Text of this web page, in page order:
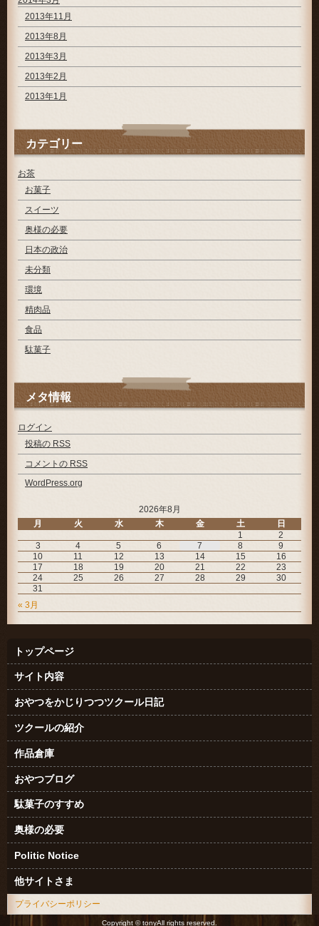
2013年11月
2013年8月
2013年3月
2013年2月
2013年1月
カテゴリー
お茶
お菓子
スイーツ
奥様の必要
日本の政治
未分類
環境
精肉品
食品
駄菓子
メタ情報
ログイン
投稿の RSS
コメントの RSS
WordPress.org
2026年8月
月
火 水 木 金 土 日
« 3月
1
2
3
4 5 6 7 8
9
10
11 12 13 14 15
16
17
18 19 20 21 22
23
24
25 26 27 28 29
30
31
トップページ
サイト内容
おやつをかじりつつツクール日記
ツクールの紹介
作品倉庫
おやつブログ
駄菓子のすすめ
奥様の必要
Politic Notice
他サイトさま
プライバシーポリシー
Copyright © tonyAll rights reserved.